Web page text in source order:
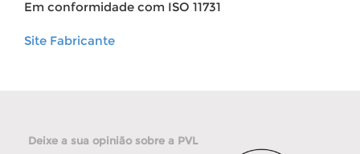
Em conformidade com ISO 11731
Site Fabricante
Deixe a sua opinião sobre a PVL